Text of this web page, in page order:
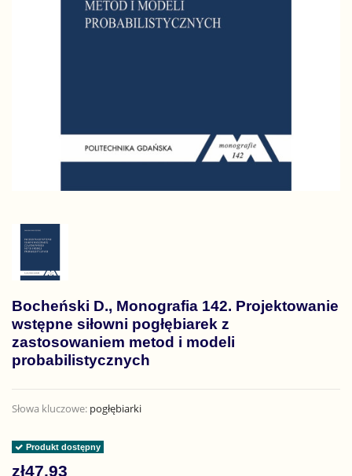
Bocheński D., Monografia 142. Projektowanie
wstępne siłowni pogłębiarek z
zastosowaniem metod i modeli
probabilistycznych
Słowa kluczowe: pogłębiarki
Produkt dostępny
zł47.93